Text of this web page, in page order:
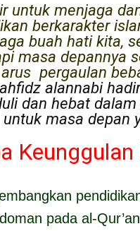
untuk menjaga
berkarakter
buah hati kita,
masa depannya
pergaulan
alannabi
dan hebat
untuk masa depan
pada al-